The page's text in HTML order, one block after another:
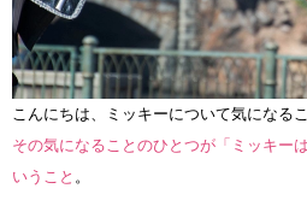
こんにちは、ミッキーについて気になる
その気になることのひとつが「ミッキー
いうこと 。